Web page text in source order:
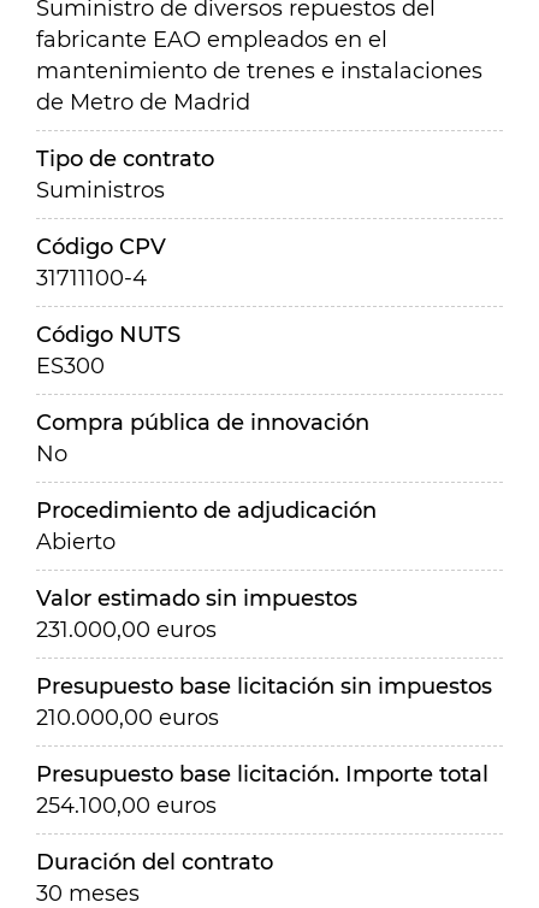
Suministro de diversos repuestos del
fabricante EAO empleados en el
mantenimiento de trenes e instalaciones
de Metro de Madrid
Tipo de contrato
Suministros
Código CPV
31711100-4
Código NUTS
ES300
Compra pública de innovación
No
Procedimiento de adjudicación
Abierto
Valor estimado sin impuestos
231.000,00 euros
Presupuesto base licitación sin impuestos
210.000,00 euros
Presupuesto base licitación. Importe total
254.100,00 euros
Duración del contrato
30 meses